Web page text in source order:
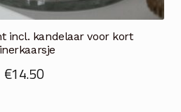
incl. kandelaar voor kort
€14.50